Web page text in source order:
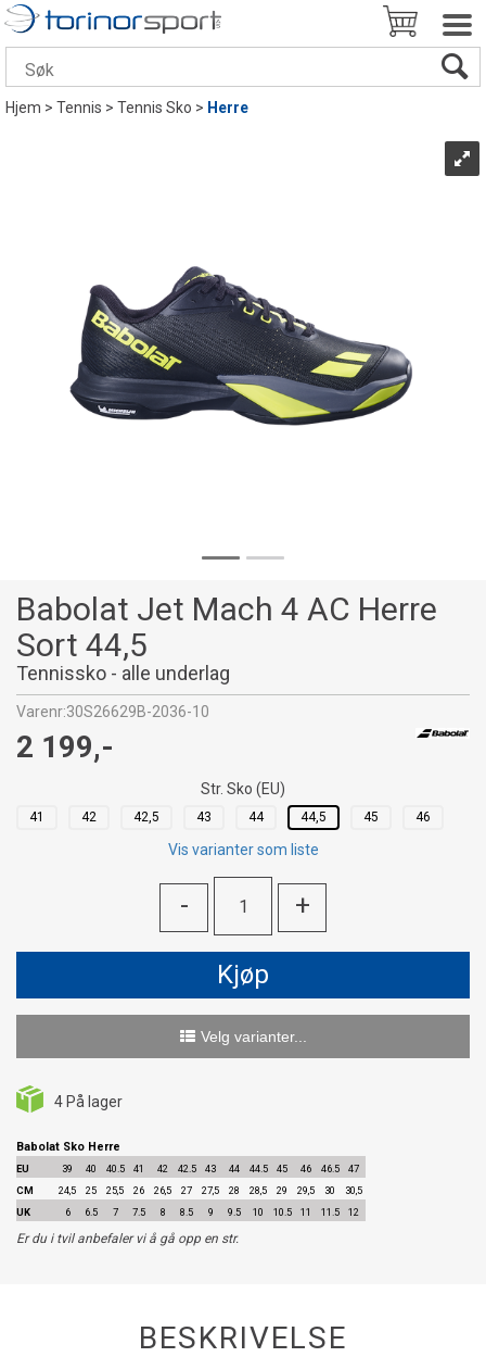
Hjem>Tennis>Tennis Sko> Herre
Babolat Jet Mach 4 AC Herre
Sort 44,5
Tennissko - alle underlag
Varenr:30S26629B-2036-10
2 199,-
Str. Sko (EU)
41 42 42,5 43 44 44,5 45 46
Vis varianter som liste
- +
Kjøp
Velg varianter...
4 På lager
Babolat Sko Herre
EU 39 40 40.5 41 42 42.5 43 44 44.5 45 46 46.5
47
CM
24,5 25 25,5 26 26,5 27 27,5 28 28,5 29 29,5 30
30,5
UK
6 6.5 7 7.5 8 8.5 9 9.5 10 10.5 11 11.5 12
Er du i tvil anbefaler vi å gå opp en str.
BESKRIVELSE